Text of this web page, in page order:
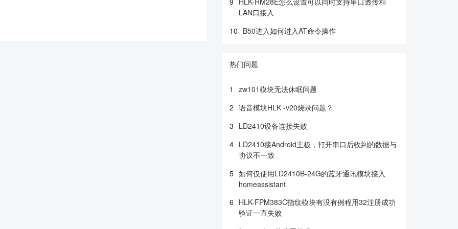
LAN口接入
10 B50进入如何进入AT命令操作
热门问题
1
zw101模块无法休眠问题
2 语音模块HLK -v20烧录问题？
3 LD2410设备连接失败
4 LD2410接Android主板，打开串口后收到的数据与
协议不一致
5 如何仅使用LD2410B-24G的蓝牙通讯模块接入
homeassistant
6 HLK-FPM383C指纹模块有没有例程用32注册成功
验证一直失败